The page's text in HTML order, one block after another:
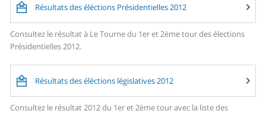
Résultats des éléctions Présidentielles 2012
Consultez le résultat à Le Tourne du 1er et 2ème tour des élections
Présidentielles 2012.
Résultats des éléctions législatives 2012
Consultez le résultat 2012 du 1er et 2ème tour avec la liste des